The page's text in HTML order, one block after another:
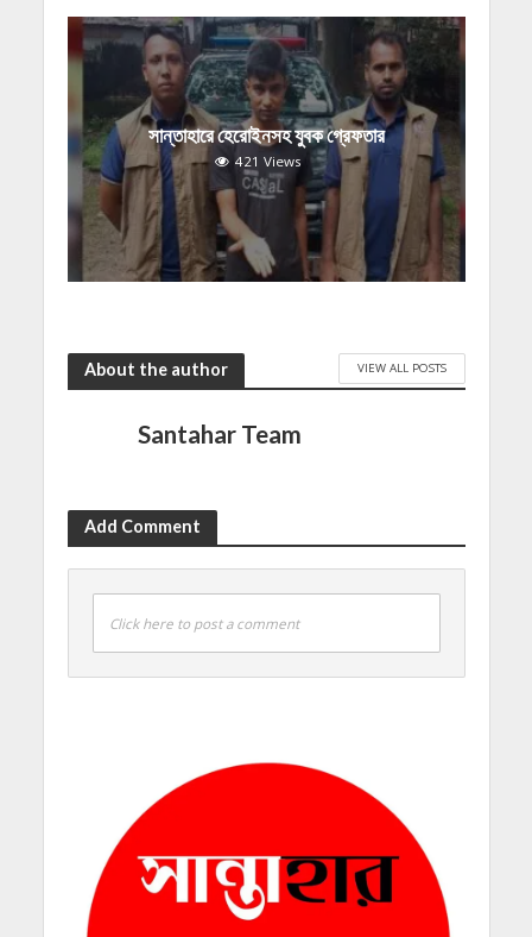
সান্তাহারে হেরোইনসহ যুবক গ্রেফতার
421 Views
About the author VIEW ALL POSTS
Santahar Team
Add Comment
Click here to post a comment